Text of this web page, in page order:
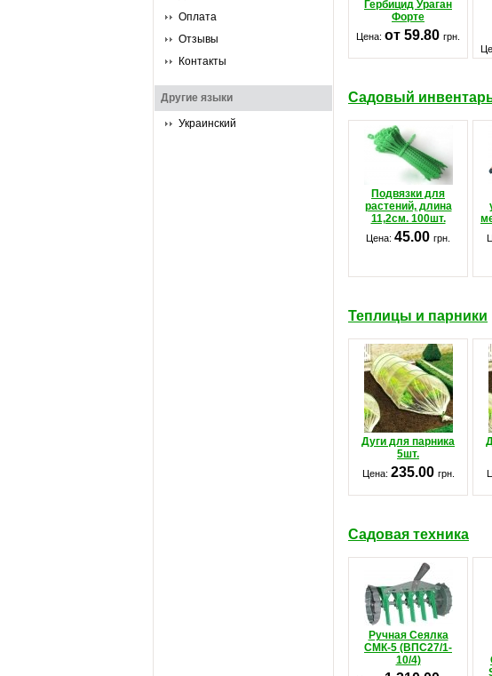
Оплата
Отзывы
Контакты
Другие языки
Украинский
Гербицид Ураган
Форте
Цена: от 59.80 грн.
Садовый
Подвязки для
растений, длина
11,2см. 100шт.
Цена: 45.00 грн.
Теплицы и парники
Дуги для парника
5шт.
Цена: 235.00 грн.
Садовая техника
Ручная Сеялка
СМК-5 (ВПС27/1-
10/4)